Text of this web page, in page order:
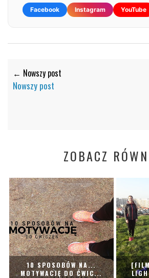
Facebook
Instagram YouTube
← Nowszy post
Nowszy post
ZOBACZ
10 SPOSOBÓW NA...
MOTYWACJĘ DO ĆWIC...